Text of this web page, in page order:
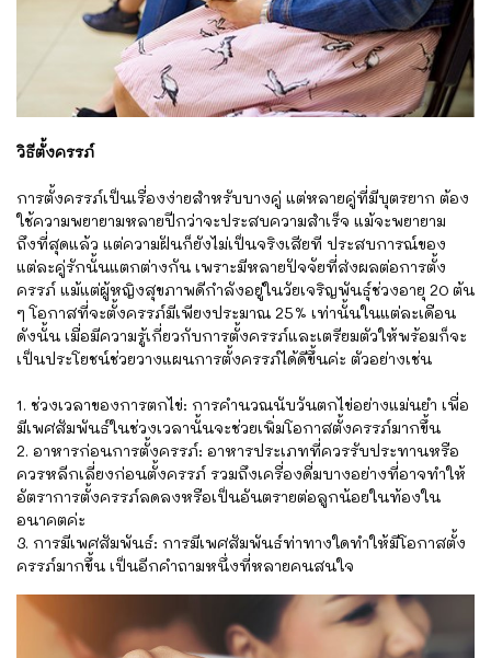
วิธีตั้งครรภ์
การตั้งครรภ์เป็นเรื่องง่ายสำหรับบางคู่ แต่หลายคู่ที่มีบุตรยาก ต้อง
ใช้ความพยายามหลายปีกว่าจะประสบความสำเร็จ แม้จะพยายาม
ถึงที่สุดแล้ว แต่ความฝันก็ยังไม่เป็นจริงเสียที ประสบการณ์ของ
แต่ละคู่รักนั้นแตกต่างกัน เพราะมีหลายปัจจัยที่ส่งผลต่อการตั้ง
ครรภ์ แม้แต่ผู้หญิงสุขภาพดีกำลังอยู่ในวัยเจริญพันธุ์ช่วงอายุ 20 ต้น
ๆ โอกาสที่จะตั้งครรภ์มีเพียงประมาณ 25% เท่านั้นในแต่ละเดือน
ดังนั้น เมื่อมีความรู้เกี่ยวกับการตั้งครรภ์และเตรียมตัวให้พร้อมก็จะ
เป็นประโยชน์ช่วยวางแผนการตั้งครรภ์ได้ดีขึ้นค่ะ ตัวอย่างเช่น
1. ช่วงเวลาของการตกไข่: การคำนวณนับวันตกไข่อย่างแม่นยำ เพื่อ
มีเพศสัมพันธ์ในช่วงเวลานั้นจะช่วยเพิ่มโอกาสตั้งครรภ์มากขึ้น
2. อาหารก่อนการตั้งครรภ์: อาหารประเภทที่ควรรับประทานหรือ
ควรหลีกเลี่ยงก่อนตั้งครรภ์ รวมถึงเครื่องดื่มบางอย่างที่อาจทำให้
อัตราการตั้งครรภ์ลดลงหรือเป็นอันตรายต่อลูกน้อยในท้องใน
อนาคตค่ะ
3. การมีเพศสัมพันธ์: การมีเพศสัมพันธ์ท่าทางใดทำให้มีโอกาสตั้ง
ครรภ์มากขึ้น เป็นอีกคำถามหนึ่งที่หลายคนสนใจ